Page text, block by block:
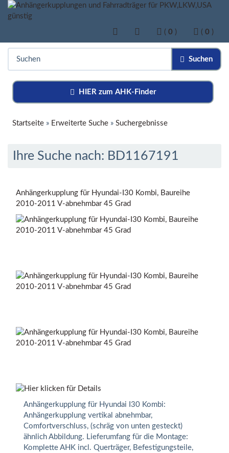
( 0 ) ( 0 )
Suchen
HIER zum AHK-Finder
Startseite » Erweiterte Suche » Suchergebnisse
Ihre Suche nach: BD1167191
Anhängerkupplung für Hyundai-I30 Kombi, Baureihe
2010-2011 V-abnehmbar 45 Grad
Anhängerkupplung für Hyundai I30 Kombi:
Anhängerkupplung vertikal abnehmbar,
Comfortverschluss, (schräg von unten gesteckt)
ähnlich Abbildung. Lieferumfang für die Montage:
Komplette AHK incl. Querträger, Befestigungsteile,